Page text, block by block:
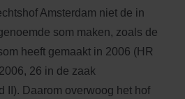
Amsterdam niet de in
som maken, zoals de
heeft gemaakt in 2006 (HR
2006, 26 in de zaak
II). Daarom overwoog het hof